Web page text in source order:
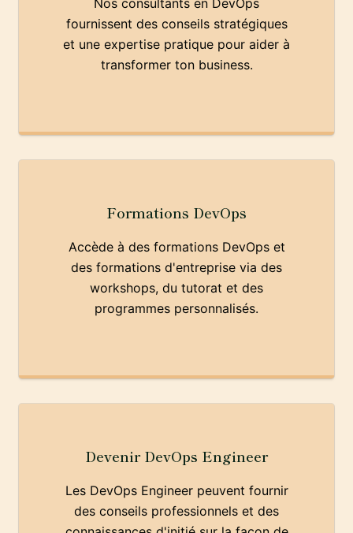
Nos consultants en DevOps
fournissent des conseils stratégiques
et une expertise pratique pour aider à
transformer ton business.
Formations DevOps
Accède à des formations DevOps et
des formations d'entreprise via des
workshops, du tutorat et des
programmes personnalisés.
Devenir DevOps Engineer
Les DevOps Engineer peuvent fournir
des conseils professionnels et des